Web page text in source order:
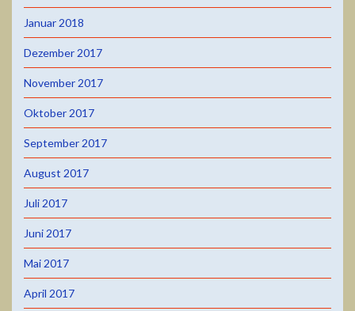
Januar 2018
Dezember 2017
November 2017
Oktober 2017
September 2017
August 2017
Juli 2017
Juni 2017
Mai 2017
April 2017